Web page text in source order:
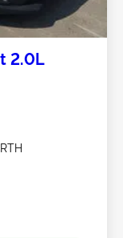
2.0L